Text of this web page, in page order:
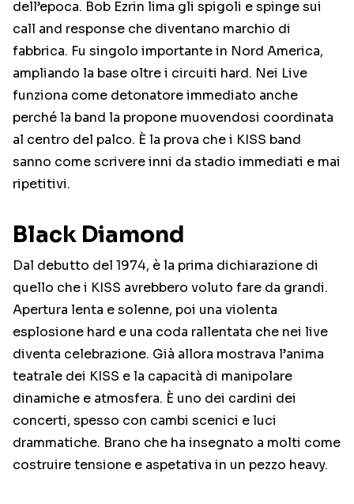
dell’epoca. Bob Ezrin lima gli spigoli e spinge sui
call and response che diventano marchio di
fabbrica. Fu singolo importante in Nord America,
ampliando la base oltre i circuiti hard. Nei Live
funziona come detonatore immediato anche
perché la band la propone muovendosi coordinata
al centro del palco. È la prova che i KISS band
sanno come scrivere inni da stadio immediati e mai
ripetitivi.
Black Diamond
Dal debutto del 1974, è la prima dichiarazione di
quello che i KISS avrebbero voluto fare da grandi.
Apertura lenta e solenne, poi una violenta
esplosione hard e una coda rallentata che nei live
diventa celebrazione. Già allora mostrava l’anima
teatrale dei KISS e la capacità di manipolare
dinamiche e atmosfera. È uno dei cardini dei
concerti, spesso con cambi scenici e luci
drammatiche. Brano che ha insegnato a molti come
costruire tensione e aspetativa in un pezzo heavy.